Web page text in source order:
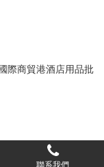
際商貿港酒店用品批
聯系我們